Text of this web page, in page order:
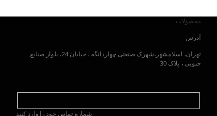
محصولات
آدرس
تهران، اسلامشهر،شهرک صنعتی چهاردانگه ، خیابان 24، بلوار صنایع
جنوبی ، پلاک 30
شماره تماس خود را وارد کنید